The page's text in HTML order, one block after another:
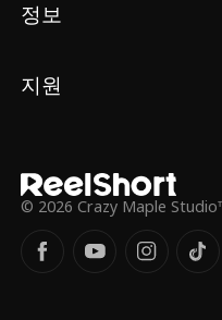
정보
지원
© 2026 Crazy Maple